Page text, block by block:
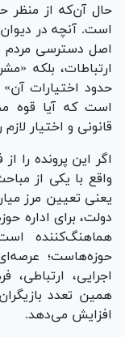
حال آن‌که از منظر
است. آنچه در
اصل دسترسی مردم
ارتباطات، بلکه
حدود اختیارات
است که آیا قوه
قانونی و اختیار
اگر این پرونده را
واقع با یکی از
یعنی تعیین مرز
دولت، برای اداره
هماهنگ‌کننده
حوزه‌هاست؛
اجرایی،
همین تعدد
افزایش می‌دهد.